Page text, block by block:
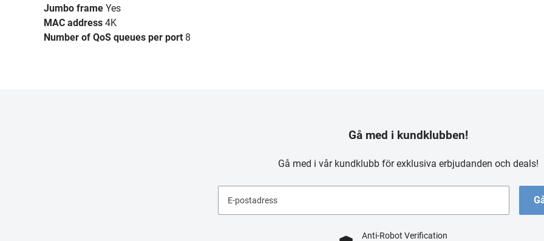
Jumbo frame Yes
MAC address 4K
Number of QoS queues per port 8
Gå med i kundklubben!
Gå med i vår kundklubb för exklusiva erbjudanden och deals!
E-postadress
Anti-Robot Verification